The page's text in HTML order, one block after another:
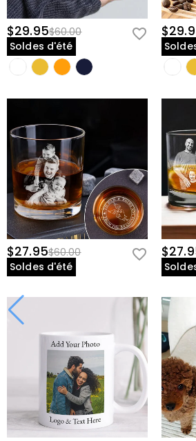
$29.95$60.00
Soldes d'été
$27.95$60.00
Soldes d'été